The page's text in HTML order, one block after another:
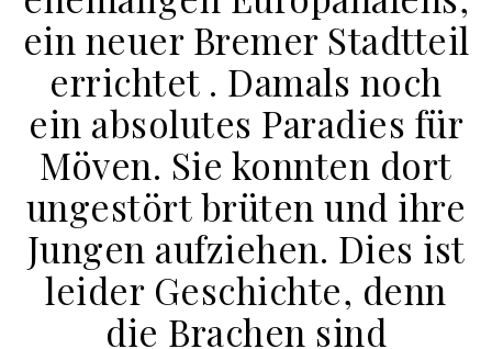
ein neuer Bremer Stadtteil
errichtet . Damals noch
ein absolutes Paradies für
Möven. Sie konnten dort
ungestört brüten und ihre
Jungen aufziehen. Dies ist
leider Geschichte, denn
die Brachen sind